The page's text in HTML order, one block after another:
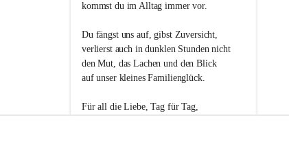
kommst du im Alltag immer vor.
Du fängst uns auf, gibst Zuversicht,
verlierst auch in dunklen Stunden nicht
den Mut, das Lachen und den Blick
auf unser kleines Familienglück.
Für all die Liebe, Tag für Tag,